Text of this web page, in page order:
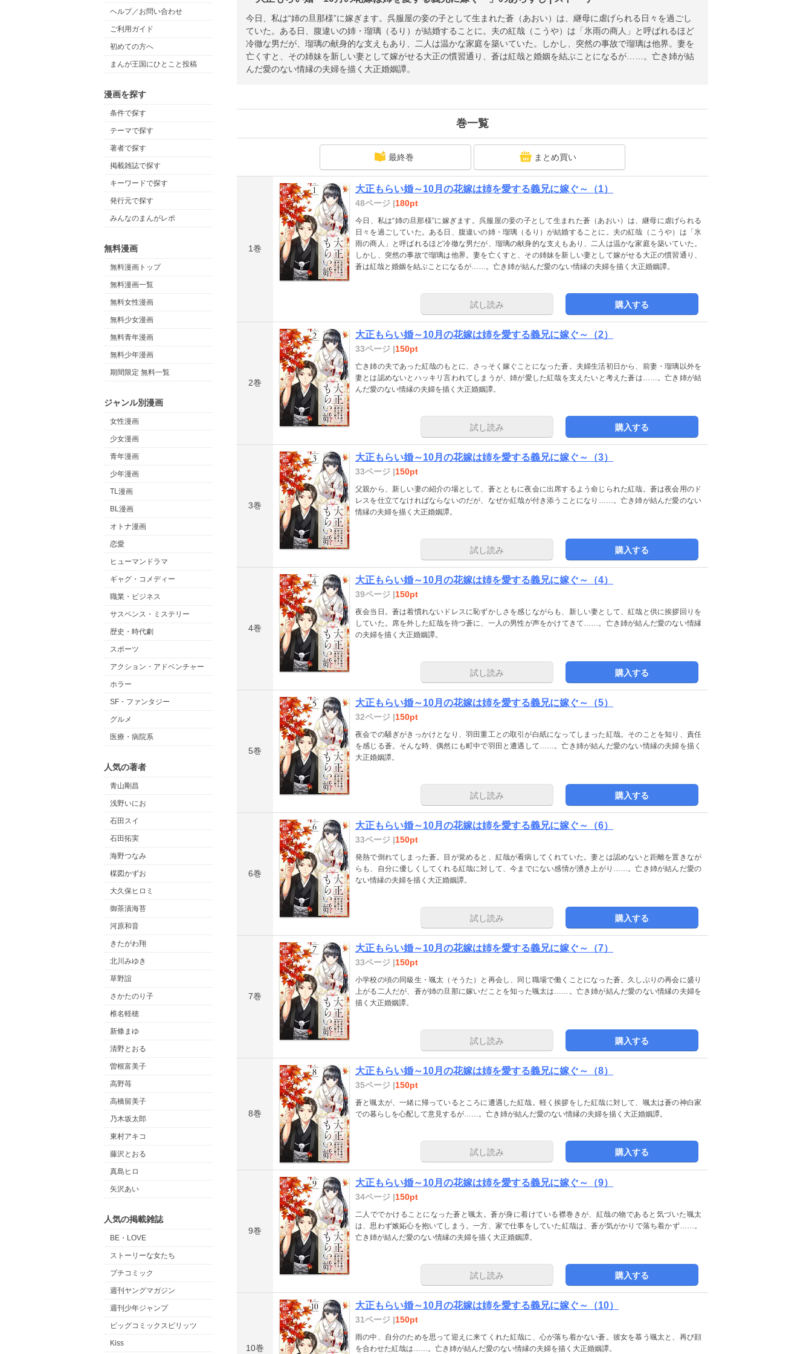
ヘルプ／お問い合わせ
ご利用ガイド
初めての方へ
まんが王国にひとこと投稿
漫画を探す
条件で探す
テーマで探す
著者で探す
掲載雑誌で探す
キーワードで探す
発行元で探す
みんなのまんがレポ
無料漫画
無料漫画トップ
無料漫画一覧
無料女性漫画
無料少女漫画
無料青年漫画
無料少年漫画
期間限定 無料一覧
ジャンル別漫画
女性漫画
少女漫画
青年漫画
少年漫画
TL漫画
BL漫画
オトナ漫画
恋愛
ヒューマンドラマ
ギャグ・コメディー
職業・ビジネス
サスペンス・ミステリー
歴史・時代劇
スポーツ
アクション・アドベンチャー
ホラー
SF・ファンタジー
グルメ
医療・病院系
人気の著者
青山剛昌
浅野いにお
石田スイ
石田拓実
海野つなみ
楳図かずお
大久保ヒロミ
御茶漬海苔
河原和音
きたがわ翔
北川みゆき
草野誼
さかたのり子
椎名軽穂
新條まゆ
清野とおる
曽根富美子
高野苺
高橋留美子
乃木坂太郎
東村アキコ
藤沢とおる
真島ヒロ
矢沢あい
人気の掲載雑誌
BE・LOVE
ストーリーな女たち
プチコミック
週刊ヤングマガジン
週刊少年ジャンプ
ビッグコミックスピリッツ
Kiss
今日、私は“姉の旦那様”に嫁ぎます。呉服屋の妾の子として生まれた蒼（あおい）は、継母に虐げられる日々を過ごし
ていた。ある日、腹違いの姉・瑠璃（るり）が結婚することに。夫の紅哉（こうや）は「氷雨の商人」と呼ばれるほど
冷徹な男だが、瑠璃の献身的な支えもあり、二人は温かな家庭を築いていた。しかし、突然の事故で瑠璃は他界。妻を
亡くすと、その姉妹を新しい妻として嫁がせる大正の慣習通り、蒼は紅哉と婚姻を結ぶことになるが……。亡き姉が結
んだ愛のない情縁の夫婦を描く大正婚姻譚。
巻一覧
最終巻 まとめ買い
1巻
大正もらい婚～10月の花嫁は姉を愛する義兄に嫁ぐ～（1）
48ページ |180pt
今日、私は“姉の旦那様”に嫁ぎます。呉服屋の妾の子として生まれた蒼（あおい）は、継母に虐げられる
日々を過ごしていた。ある日、腹違いの姉・瑠璃（るり）が結婚することに。夫の紅哉（こうや）は「氷
雨の商人」と呼ばれるほど冷徹な男だが、瑠璃の献身的な支えもあり、二人は温かな家庭を築いていた。
しかし、突然の事故で瑠璃は他界。妻を亡くすと、その姉妹を新しい妻として嫁がせる大正の慣習通り、
蒼は紅哉と婚姻を結ぶことになるが……。亡き姉が結んだ愛のない情縁の夫婦を描く大正婚姻譚。
試し読み 購入する
2巻
大正もらい婚～10月の花嫁は姉を愛する義兄に嫁ぐ～（2）
33ページ |150pt
亡き姉の夫であった紅哉のもとに、さっそく嫁ぐことになった蒼。夫婦生活初日から、前妻・瑠璃以外を
妻とは認めないとハッキリ言われてしまうが、姉が愛した紅哉を支えたいと考えた蒼は……。亡き姉が結
んだ愛のない情縁の夫婦を描く大正婚姻譚。
試し読み 購入する
3巻
大正もらい婚～10月の花嫁は姉を愛する義兄に嫁ぐ～（3）
33ページ |150pt
父親から、新しい妻の紹介の場として、蒼とともに夜会に出席するよう命じられた紅哉。蒼は夜会用のド
レスを仕立てなければならないのだが、なぜか紅哉が付き添うことになり……。亡き姉が結んだ愛のない
情縁の夫婦を描く大正婚姻譚。
試し読み 購入する
4巻
大正もらい婚～10月の花嫁は姉を愛する義兄に嫁ぐ～（4）
39ページ |150pt
夜会当日。蒼は着慣れないドレスに恥ずかしさを感じながらも、新しい妻として、紅哉と供に挨拶回りを
していた。席を外した紅哉を待つ蒼に、一人の男性が声をかけてきて……。亡き姉が結んだ愛のない情縁
の夫婦を描く大正婚姻譚。
試し読み 購入する
5巻
大正もらい婚～10月の花嫁は姉を愛する義兄に嫁ぐ～（5）
32ページ |150pt
夜会での騒ぎがきっかけとなり、羽田重工との取引が白紙になってしまった紅哉。そのことを知り、責任
を感じる蒼。そんな時、偶然にも町中で羽田と遭遇して……。亡き姉が結んだ愛のない情縁の夫婦を描く
大正婚姻譚。
試し読み 購入する
6巻
大正もらい婚～10月の花嫁は姉を愛する義兄に嫁ぐ～（6）
33ページ |150pt
発熱で倒れてしまった蒼。目が覚めると、紅哉が看病してくれていた。妻とは認めないと距離を置きなが
らも、自分に優しくしてくれる紅哉に対して、今までにない感情が湧き上がり……。亡き姉が結んだ愛の
ない情縁の夫婦を描く大正婚姻譚。
試し読み 購入する
7巻
大正もらい婚～10月の花嫁は姉を愛する義兄に嫁ぐ～（7）
33ページ |150pt
小学校の頃の同級生・颯太（そうた）と再会し、同じ職場で働くことになった蒼。久しぶりの再会に盛り
上がる二人だが、蒼が姉の旦那に嫁いだことを知った颯太は……。亡き姉が結んだ愛のない情縁の夫婦を
描く大正婚姻譚。
試し読み 購入する
8巻
大正もらい婚～10月の花嫁は姉を愛する義兄に嫁ぐ～（8）
35ページ |150pt
蒼と颯太が、一緒に帰っているところに遭遇した紅哉。軽く挨拶をした紅哉に対して、颯太は蒼の神白家
での暮らしを心配して意見するが……。亡き姉が結んだ愛のない情縁の夫婦を描く大正婚姻譚。
試し読み 購入する
9巻
大正もらい婚～10月の花嫁は姉を愛する義兄に嫁ぐ～（9）
34ページ |150pt
二人ででかけることになった蒼と颯太。蒼が身に着けている襟巻きが、紅哉の物であると気づいた颯太
は、思わず嫉妬心を抱いてしまう。一方、家で仕事をしていた紅哉は、蒼が気がかりで落ち着かず……。
亡き姉が結んだ愛のない情縁の夫婦を描く大正婚姻譚。
試し読み 購入する
10巻
大正もらい婚～10月の花嫁は姉を愛する義兄に嫁ぐ～（10）
31ページ |150pt
雨の中、自分のためを思って迎えに来てくれた紅哉に、心が落ち着かない蒼。彼女を慕う颯太と、再び顔
を合わせた紅哉は……。亡き姉が結んだ愛のない情縁の夫婦を描く大正婚姻譚。